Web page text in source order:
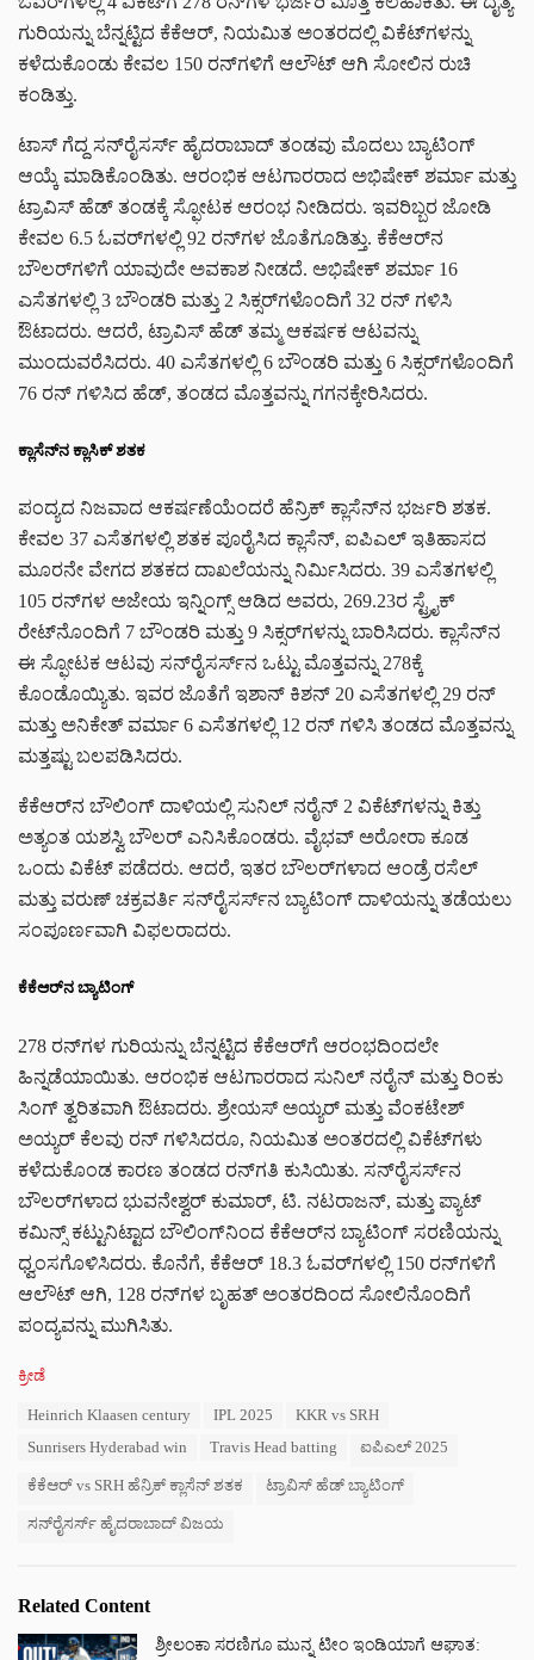
ಗುರಿಯನ್ನು ಬೆನ್ನಟ್ಟಿದ ಕೆಕೆಆರ್, ನಿಯಮಿತ ಅಂತರದಲ್ಲಿ ವಿಕೆಟ್‌ಗಳನ್ನು
ಕಳೆದುಕೊಂಡು ಕೇವಲ 150 ರನ್‌ಗಳಿಗೆ ಆಲೌಟ್ ಆಗಿ ಸೋಲಿನ ರುಚಿ
ಕಂಡಿತ್ತು.
ಟಾಸ್ ಗೆದ್ದ ಸನ್‌ರೈಸರ್ಸ್ ಹೈದರಾಬಾದ್‌ ತಂಡವು ಮೊದಲು ಬ್ಯಾಟಿಂಗ್
ಆಯ್ಕೆ ಮಾಡಿಕೊಂಡಿತು. ಆರಂಭಿಕ ಆಟಗಾರರಾದ ಅಭಿಷೇಕ್ ಶರ್ಮಾ ಮತ್ತು
ಟ್ರಾವಿಸ್ ಹೆಡ್ ತಂಡಕ್ಕೆ ಸ್ಫೋಟಕ ಆರಂಭ ನೀಡಿದರು. ಇವರಿಬ್ಬರ ಜೋಡಿ
ಕೇವಲ 6.5 ಓವರ್‌ಗಳಲ್ಲಿ 92 ರನ್‌ಗಳ ಜೊತೆಗೂಡಿತ್ತು. ಕೆಕೆಆರ್‌ನ
ಬೌಲರ್‌ಗಳಿಗೆ ಯಾವುದೇ ಅವಕಾಶ ನೀಡದೆ. ಅಭಿಷೇಕ್ ಶರ್ಮಾ 16
ಎಸೆತಗಳಲ್ಲಿ 3 ಬೌಂಡರಿ ಮತ್ತು 2 ಸಿಕ್ಸರ್‌ಗಳೊಂದಿಗೆ 32 ರನ್‌ ಗಳಿಸಿ
ಔಟಾದರು. ಆದರೆ, ಟ್ರಾವಿಸ್ ಹೆಡ್ ತಮ್ಮ ಆಕರ್ಷಕ ಆಟವನ್ನು
ಮುಂದುವರೆಸಿದರು. 40 ಎಸೆತಗಳಲ್ಲಿ 6 ಬೌಂಡರಿ ಮತ್ತು 6 ಸಿಕ್ಸರ್‌ಗಳೊಂದಿಗೆ
76 ರನ್‌ ಗಳಿಸಿದ ಹೆಡ್, ತಂಡದ ಮೊತ್ತವನ್ನು ಗಗನಕ್ಕೇರಿಸಿದರು.
ಕ್ಲಾಸೆನ್‌ನ ಕ್ಲಾಸಿಕ್ ಶತಕ
ಪಂದ್ಯದ ನಿಜವಾದ ಆಕರ್ಷಣೆಯೆಂದರೆ ಹೆನ್ರಿಕ್ ಕ್ಲಾಸೆನ್‌ನ ಭರ್ಜರಿ ಶತಕ.
ಕೇವಲ 37 ಎಸೆತಗಳಲ್ಲಿ ಶತಕ ಪೂರೈಸಿದ ಕ್ಲಾಸೆನ್, ಐಪಿಎಲ್ ಇತಿಹಾಸದ
ಮೂರನೇ ವೇಗದ ಶತಕದ ದಾಖಲೆಯನ್ನು ನಿರ್ಮಿಸಿದರು. 39 ಎಸೆತಗಳಲ್ಲಿ
105 ರನ್‌ಗಳ ಅಜೇಯ ಇನ್ನಿಂಗ್ಸ್ ಆಡಿದ ಅವರು, 269.23ರ ಸ್ಟ್ರೈಕ್
ರೇಟ್‌ನೊಂದಿಗೆ 7 ಬೌಂಡರಿ ಮತ್ತು 9 ಸಿಕ್ಸರ್‌ಗಳನ್ನು ಬಾರಿಸಿದರು. ಕ್ಲಾಸೆನ್‌ನ
ಈ ಸ್ಫೋಟಕ ಆಟವು ಸನ್‌ರೈಸರ್ಸ್‌ನ ಒಟ್ಟು ಮೊತ್ತವನ್ನು 278ಕ್ಕೆ
ಕೊಂಡೊಯ್ಯಿತು. ಇವರ ಜೊತೆಗೆ ಇಶಾನ್ ಕಿಶನ್ 20 ಎಸೆತಗಳಲ್ಲಿ 29 ರನ್‌
ಮತ್ತು ಅನಿಕೇತ್ ವರ್ಮಾ 6 ಎಸೆತಗಳಲ್ಲಿ 12 ರನ್‌ ಗಳಿಸಿ ತಂಡದ ಮೊತ್ತವನ್ನು
ಮತ್ತಷ್ಟು ಬಲಪಡಿಸಿದರು.
ಕೆಕೆಆರ್‌ನ ಬೌಲಿಂಗ್‌ ದಾಳಿಯಲ್ಲಿ ಸುನಿಲ್ ನರೈನ್ 2 ವಿಕೆಟ್‌ಗಳನ್ನು ಕಿತ್ತು
ಅತ್ಯಂತ ಯಶಸ್ವಿ ಬೌಲರ್ ಎನಿಸಿಕೊಂಡರು. ವೈಭವ್ ಅರೋರಾ ಕೂಡ
ಒಂದು ವಿಕೆಟ್ ಪಡೆದರು. ಆದರೆ, ಇತರ ಬೌಲರ್‌ಗಳಾದ ಆಂಡ್ರೆ ರಸೆಲ್
ಮತ್ತು ವರುಣ್ ಚಕ್ರವರ್ತಿ ಸನ್‌ರೈಸರ್ಸ್‌ನ ಬ್ಯಾಟಿಂಗ್ ದಾಳಿಯನ್ನು ತಡೆಯಲು
ಸಂಪೂರ್ಣವಾಗಿ ವಿಫಲರಾದರು.
ಕೆಕೆಆರ್‌ನ ಬ್ಯಾಟಿಂಗ್
278 ರನ್‌ಗಳ ಗುರಿಯನ್ನು ಬೆನ್ನಟ್ಟಿದ ಕೆಕೆಆರ್‌ಗೆ ಆರಂಭದಿಂದಲೇ
ಹಿನ್ನಡೆಯಾಯಿತು. ಆರಂಭಿಕ ಆಟಗಾರರಾದ ಸುನಿಲ್ ನರೈನ್ ಮತ್ತು ರಿಂಕು
ಸಿಂಗ್ ತ್ವರಿತವಾಗಿ ಔಟಾದರು. ಶ್ರೇಯಸ್ ಅಯ್ಯರ್ ಮತ್ತು ವೆಂಕಟೇಶ್
ಅಯ್ಯರ್ ಕೆಲವು ರನ್‌ ಗಳಿಸಿದರೂ, ನಿಯಮಿತ ಅಂತರದಲ್ಲಿ ವಿಕೆಟ್‌ಗಳು
ಕಳೆದುಕೊಂಡ ಕಾರಣ ತಂಡದ ರನ್‌ಗತಿ ಕುಸಿಯಿತು. ಸನ್‌ರೈಸರ್ಸ್‌ನ
ಬೌಲರ್‌ಗಳಾದ ಭುವನೇಶ್ವರ್ ಕುಮಾರ್, ಟಿ. ನಟರಾಜನ್, ಮತ್ತು ಪ್ಯಾಟ್
ಕಮಿನ್ಸ್ ಕಟ್ಟುನಿಟ್ಟಾದ ಬೌಲಿಂಗ್‌ನಿಂದ ಕೆಕೆಆರ್‌ನ ಬ್ಯಾಟಿಂಗ್‌ ಸರಣಿಯನ್ನು
ಧ್ವಂಸಗೊಳಿಸಿದರು. ಕೊನೆಗೆ, ಕೆಕೆಆರ್ 18.3 ಓವರ್‌ಗಳಲ್ಲಿ 150 ರನ್‌ಗಳಿಗೆ
ಆಲೌಟ್ ಆಗಿ, 128 ರನ್‌ಗಳ ಬೃಹತ್ ಅಂತರದಿಂದ ಸೋಲಿನೊಂದಿಗೆ
ಪಂದ್ಯವನ್ನು ಮುಗಿಸಿತು.
C
ಕ್ರೀಡೆ
Heinrich Klaasen century IPL 2025
KKR vs SRH
Sunrisers Hyderabad win
Travis Head batting ಐಪಿಎಲ್ 2025
ಕೆಕೆಆರ್ vs SRH ಹೆನ್ರಿಕ್ ಕ್ಲಾಸೆನ್ ಶತಕ ಟ್ರಾವಿಸ್ ಹೆಡ್ ಬ್ಯಾಟಿಂಗ್
ಸನ್‌ರೈಸರ್ಸ್ ಹೈದರಾಬಾದ್ ವಿಜಯ
Related Content
ಶ್ರೀಲಂಕಾ ಸರಣಿಗೂ ಮುನ್ನ ಟೀಂ ಇಂಡಿಯಾಗೆ ಆಘಾತ: